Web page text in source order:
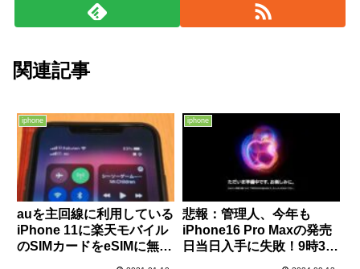
関連記事
iphone
auを主回線に利用している
iPhone 11に楽天モバイル
のSIMカードをeSIMに無料
iphone
悲報：管理人、今年も
iPhone16 Pro Maxの発売
日当日入手に失敗！9時3分